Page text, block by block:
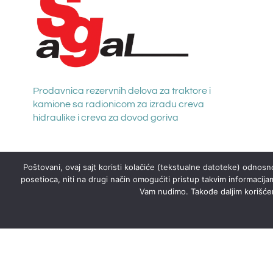
Prodavnica rezervnih delova za traktore i
kamione sa radionicom za izradu creva
hidraulike i creva za dovod goriva
Poštovani, ovaj sajt koristi kolačiće (tekstualne datoteke)
posetioca, niti na drugi način omogućiti pristup takvim
Vam nudimo. Takođe daljim